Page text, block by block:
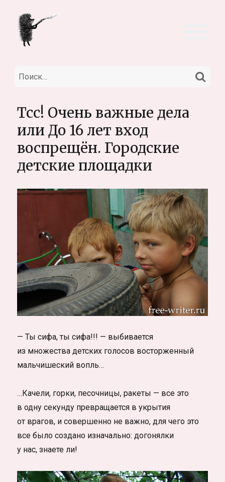
Искать:
Тсс! Очень важные дела
или До 16 лет вход
воспрещён. Городские
детские площадки
— Ты сифа, ты сифа!!! — выбивается
из множества детских голосов восторженный
мальчишеский вопль…
…Качели, горки, песочницы, ракеты — все это
в одну секунду превращается в укрытия
от врагов, и совершенно не важно, для чего это
все было создано изначально: догонялки
у нас, знаете ли!